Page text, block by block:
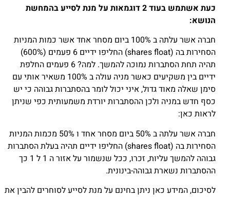
כעת אשתמש בעוד 2 דוגמאות על מנת לסייע בהמחשת
הנושא:
חברה אשר עלתה ב 100% ביום מסחר אחד אשר כמות המניות
הסחירות בה (shares float) החליפו ידיים 6 פעמים (600%)
תהיה תחת הסתברות נמוכה להמשך. למה? 6 פעמים החלפת
ידיים בין משקיעים כאשר מניה עולה ב 100% משאיר אותי עם
סימן שאלה מאוד גדול, איני יכול לומר בהסתברות גבוהה כי יש
כסף חדש במניה ולכן ההסתברות יורדת משמעותית כפי שניתן
לראות כאן:
חברה אשר עלתה ב 50% ביום מסחר אחד ו 50% מכמות המניות
הסחירות בה (shares float) החליפו ידיים תהיה בעלת הסתברות
גבוהה להמשך עליות, זכרו, ככל שנשמור על אזור ה 1 ל 1 כך
ההסתברות נשארת גבוהה-בינונית.
לסיכום, המידע כאן ניתן בחינם על מנת לסייע לסוחרים להבין את